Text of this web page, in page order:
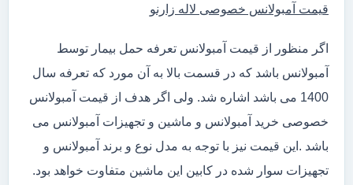
قیمت آمبولانس خصوصی لاله زارنو
اگر منظور از قیمت آمبولانس تعرفه حمل بیمار توسط
آمبولانس باشد که در قسمت بالا به آن مورد که تعرفه سال
1400 می باشد اشاره شد. ولی اگر هدف از قیمت آمبولانس
خصوصی خرید آمبولانس و ماشین و تجهیزات آمبولانس می
باشد .این قیمت نیز با توجه به مدل نوع و برند آمبولانس و
تجهیزات سوار شده در کابین این ماشین متفاوت خواهد بود.